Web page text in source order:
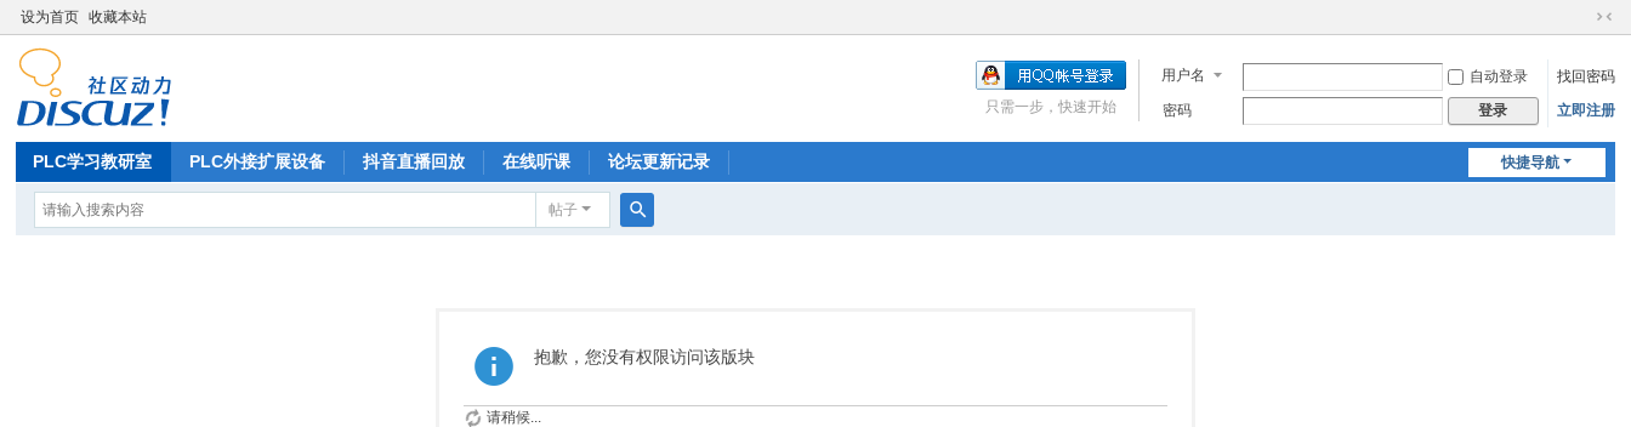
设为首页 收藏本站
切
到
窄
用户名 自动登录
找回密码
密码
登录 立即注册
只需一步，快速开始
快捷导航
PLC学习教研室 PLC外接扩展设备 抖音直播回放 在线听课 论坛更新记录
帖子
抱歉，您没有权限访问该版块
请稍候...